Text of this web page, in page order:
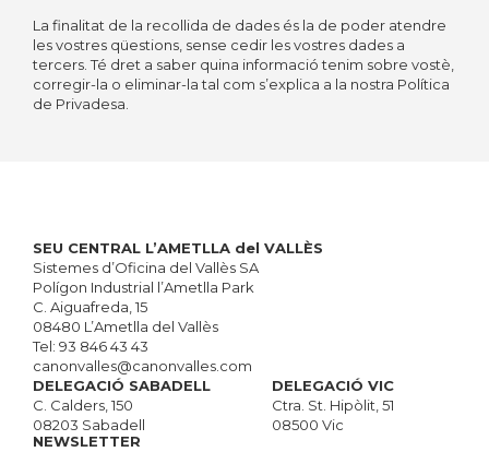
La finalitat de la recollida de dades és la de poder atendre
les vostres qüestions, sense cedir les vostres dades a
tercers. Té dret a saber quina informació tenim sobre vostè,
corregir-la o eliminar-la tal com s’explica a la nostra Política
de Privadesa.
SEU CENTRAL L’AMETLLA del VALLÈS
Sistemes d’Oficina del Vallès SA
Polígon Industrial l’Ametlla Park
C. Aiguafreda, 15
08480 L’Ametlla del Vallès
Tel: 93 846 43 43
canonvalles@canonvalles.com
DELEGACIÓ SABADELL
C. Calders, 150
08203 Sabadell
DELEGACIÓ VIC
Ctra. St. Hipòlit, 51
08500 Vic
NEWSLETTER